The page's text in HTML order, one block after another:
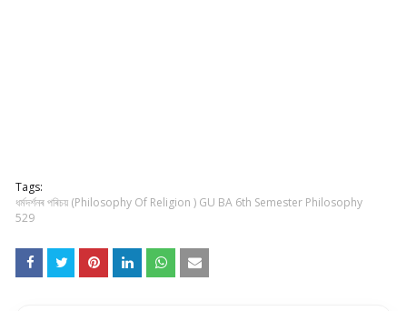
Tags:
ধৰ্মদৰ্শনৰ পৰিচয় (Philosophy Of Religion ) GU BA 6th Semester Philosophy
529